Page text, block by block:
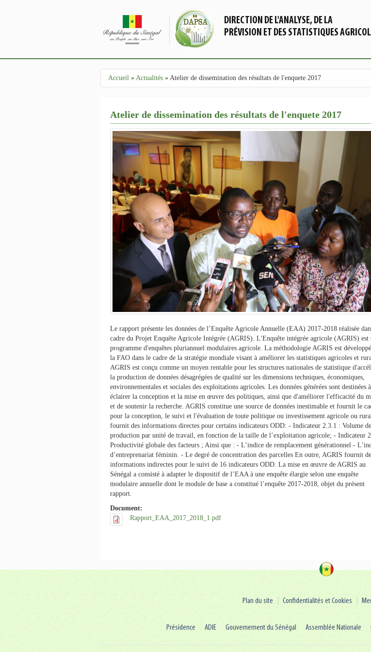
DIRECTION DE L'ANALYSE, DE LA
PRÉVISION ET DES STATISTIQUES
Vous êtes ici
Accueil » Actualités » Atelier de dissemination des résultats de l'enquete 2017
Atelier de dissemination des résultats de l'enquete 2017
Le rapport présente les données de l’Enquête Agricole Annuelle (EAA) 2017-2018 réalisée
cadre du Projet Enquête Agricole Intégrée (AGRIS). L'Enquête intégrée agricole (AGRIS) est
programme d'enquêtes pluriannuel modulaires agricole. La méthodologie AGRIS est
la FAO dans le cadre de la stratégie mondiale visant à améliorer les statistiques agricoles et
AGRIS est conçu comme un moyen rentable pour les structures nationales de statistique
la production de données désagrégées de qualité sur les dimensions techniques, économiques,
environnementales et sociales des exploitations agricoles. Les données générées sont destinées à
éclairer la conception et la mise en œuvre des politiques, ainsi que d'améliorer l'efficacité du
et de soutenir la recherche. AGRIS constitue une source de données inestimable et fournit le
pour la conception, le suivi et l'évaluation de toute politique ou investissement agricole ou
fournit des informations directes pour certains indicateurs ODD: - Indicateur 2.3.1 : Volume de
production par unité de travail, en fonction de la taille de l’exploitation agricole; - Indicateur
Productivité globale des facteurs ; Ainsi que : - L’indice de remplacement générationnel -
d’entreprenariat féminin. - Le degré de concentration des parcelles En outre, AGRIS fournit
informations indirectes pour le suivi de 16 indicateurs ODD. La mise en œuvre de AGRIS au
Sénégal a consisté à adapter le dispositif de l’EAA à une enquête élargie selon une enquête
modulaire annuelle dont le module de base a constitué l’enquête 2017-2018, objet du présent
rapport.
Document:
Rapport_EAA_2017_2018_1.pdf
Plan du site Confidentialités et Cookies
Présidence ADIE Gouvernement du Sénégal Assemblée Nationale